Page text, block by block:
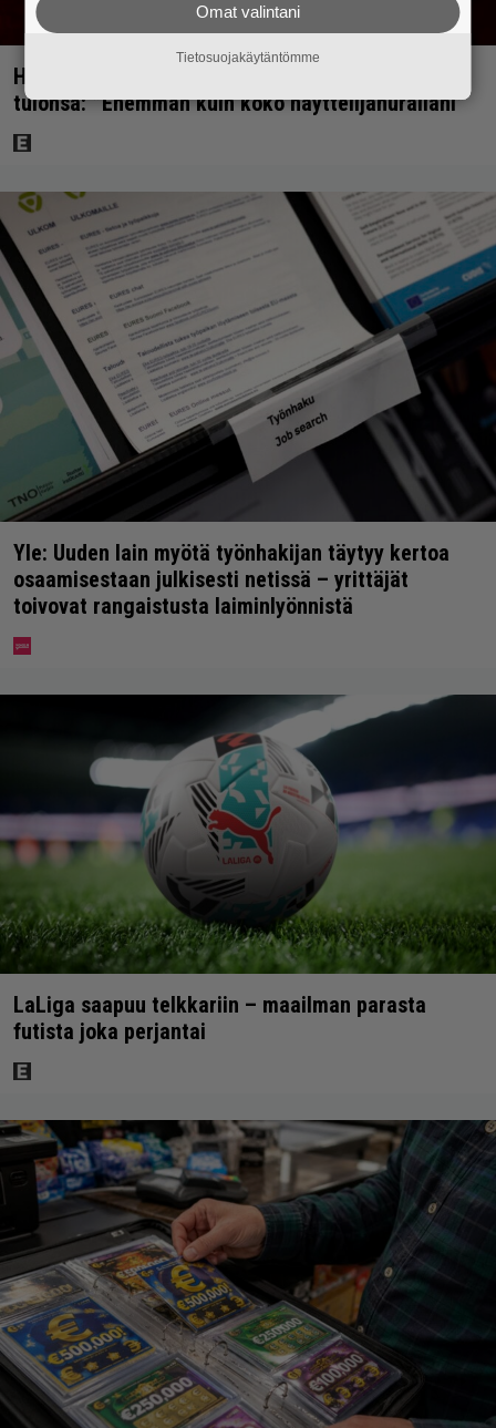
Harry Potter -tähti Jessie Cave paljasti OnlyFans-
tulonsa: ”Enemmän kuin koko näyttelijänurallani”
Yle: Uuden lain myötä työnhakijan täytyy kertoa
osaamisestaan julkisesti netissä – yrittäjät
toivovat rangaistusta laiminlyönnistä
LaLiga saapuu telkkariin – maailman parasta
futista joka perjantai
Omat valintani
Tietosuojakäytäntömme